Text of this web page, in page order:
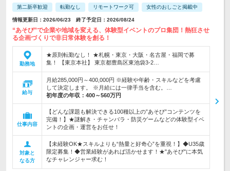
第二新卒歓迎 転勤なし リモートワーク可 女性のおしごと掲載中
情報更新日：2026/06/23 終了予定日：2026/08/24
“あそび”で企業や地域を変える、体験型イベントのプロ集団！熱狂させ
る企画づくりで非日常体験を創る！
勤務地
★原則転勤なし！ ★札幌・東京・大阪・名古屋・福岡で募
集！ 【東京本社】 東京都豊島区東池袋3-2…
給与
月給285,000円～400,000円 ※経験や年齢・スキルなどを考慮
して決定します。 ※月給には一律手当を含む。…
初年度の年収： 400～560万円
仕事内容
【どんな課題も解決できる100種以上の”あそび”コンテンツを
完備！】★謎解き・チャンバラ・防災ゲームなどの体験型イベ
ントの企画・運営をお任せ！
対象と
なる方
【未経験OK★スキルよりも“熱量と好奇心”を重視！】◆U35歳
限定募集！◆営業経験があれば活かせます！★"あそび"に本気
なチャレンジャー求む！